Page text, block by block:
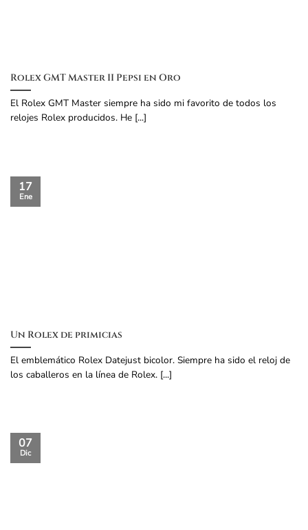
Rolex GMT Master II Pepsi en Oro
El Rolex GMT Master siempre ha sido mi favorito de todos los
relojes Rolex producidos. He [...]
Un Rolex de primicias
El emblemático Rolex Datejust bicolor. Siempre ha sido el reloj de
los caballeros en la línea de Rolex. [...]
17
Ene
07
Dic